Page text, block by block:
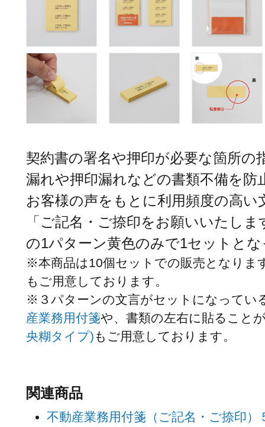
契約書の署名や押印が必要な箇所の
漏れや押印漏れなどの書類不備を防
お客様の声をもとに利用頻度の高い
「ご記名・ご捺印をお願いいたしま
の1パターン黄色のみで1セットと
※本商品は10個セットでの販売となりま
もご用意しております。
※３パターンの文言がセットになってい
産業務用付箋や、書類の左右に貼ること
央糊タイプ) もご用意しております。
関連商品
不動産業務用付箋（ご記名・ご捺印）